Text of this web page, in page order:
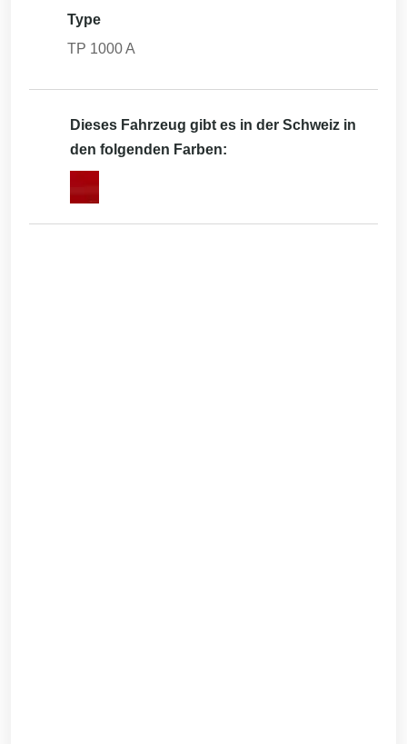
Type
TP 1000 A
Dieses Fahrzeug gibt es in der Schweiz in
den folgenden Farben: